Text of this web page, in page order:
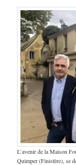
L’avenir de la Maison
Quimper (Finistère), se